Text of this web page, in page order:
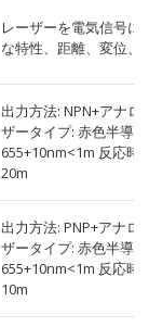
レーザーを電気信号に
な特性、距離、変位、
出力方法: NPN+アナロ
ザータイプ: 赤色半導
655+10nm<1m 反応時
20m
出力方法: PNP+アナロ
ザータイプ: 赤色半導
655+10nm<1m 反応時
10m